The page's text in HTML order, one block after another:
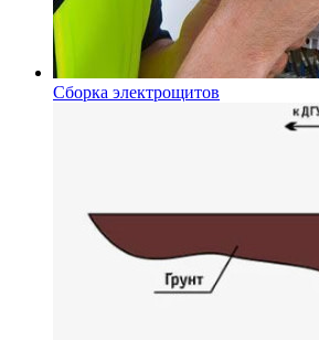
Сборка электрощитов